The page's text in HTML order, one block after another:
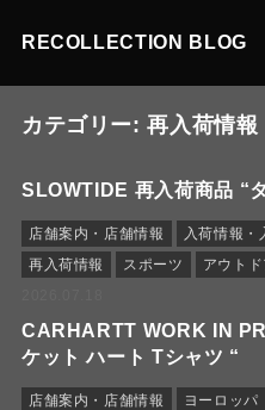
RECOLLECTION BLOG
カテゴリー:再入荷情報
SLOWTIDE 再入荷商品 “
店舗案内・店舗情報 入荷情報・
再入荷情報
スポーツ アウトド
CARHARTT WORK IN
ケット ハート Tシャツ “
店舗案内・店舗情報 ヨーロッパ